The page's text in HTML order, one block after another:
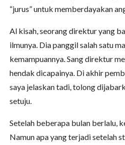
“jurus” untuk memberdayakan
Al kisah, seorang direktur yang
ilmunya. Dia panggil salah satu
kemampuannya. Sang direktur
hendak dicapainya. Di akhir
saya jelaskan tadi, tolong
setuju.
Setelah beberapa bulan berlalu,
Namun apa yang terjadi setelah